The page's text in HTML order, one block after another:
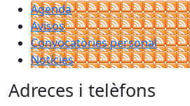
Agenda
Avisos
Convocatòries personal
Notícies
Adreces i telèfons